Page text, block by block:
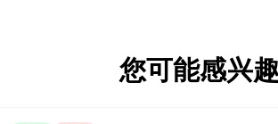
您可能感兴趣